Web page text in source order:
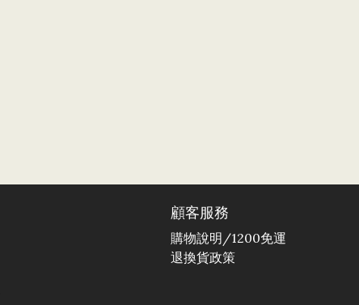
顧客服務
購物說明/1200免運
退換貨政策